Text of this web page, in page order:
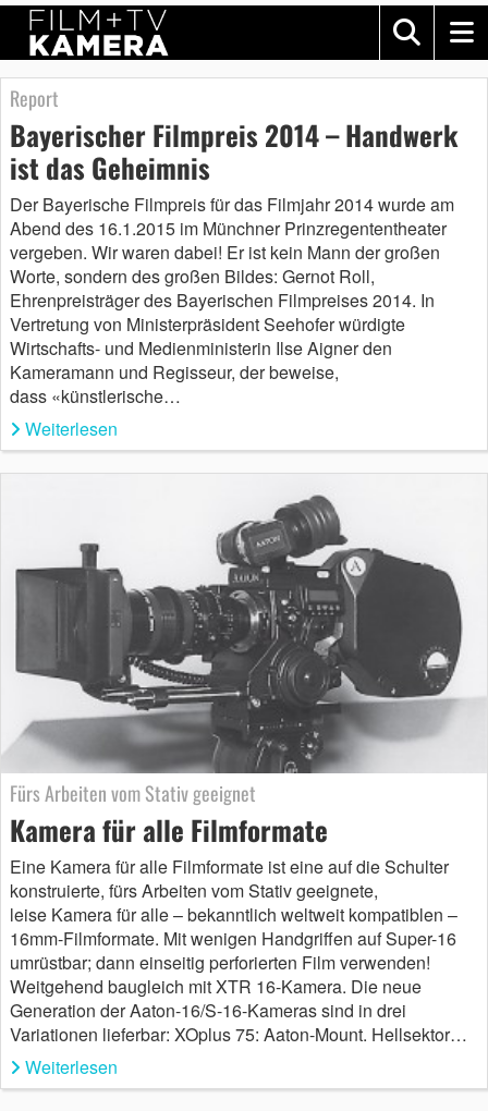
Report
Bayerischer Filmpreis 2014 – Handwerk
ist das Geheimnis
Der Bayerische Filmpreis für das Filmjahr 2014 wurde am
Abend des 16.1.2015 im Münchner Prinzregententheater
vergeben. Wir waren dabei! Er ist kein Mann der großen
Worte, sondern des großen Bildes: Gernot Roll,
Ehrenpreisträger des Bayerischen Filmpreises 2014. In
Vertretung von Ministerpräsident Seehofer würdigte
Wirtschafts- und Medienministerin Ilse Aigner den
Kameramann und Regisseur, der beweise,
dass «künstlerische…
Weiterlesen
Fürs Arbeiten vom Stativ geeignet
Kamera für alle Filmformate
Eine Kamera für alle Filmformate ist eine auf die Schulter
konstruierte, fürs Arbeiten vom Stativ geeignete,
leise Kamera für alle – bekanntlich weltweit kompatiblen –
16mm-Filmformate. Mit wenigen Handgriffen auf Super-16
umrüstbar; dann einseitig perforierten Film verwenden!
Weitgehend baugleich mit XTR 16-Kamera. Die neue
Generation der Aaton-16/S-16-Kameras sind in drei
Variationen lieferbar: XOplus 75: Aaton-Mount. Hellsektor…
Weiterlesen